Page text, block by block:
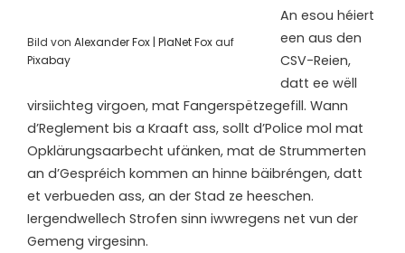
Bild von Alexander Fox | PlaNet Fox auf
Pixabay
An esou héiert
een aus den
CSV-Reien,
datt ee wëll
virsiichteg virgoen, mat Fangerspëtzegefill. Wann
d’Reglement bis a Kraaft ass, sollt d’Police mol mat
Opklärungsaarbecht ufänken, mat de Strummerten
an d’Gespréich kommen an hinne bäibréngen, datt
et verbueden ass, an der Stad ze heeschen.
Iergendwellech Strofen sinn iwwregens net vun der
Gemeng virgesinn.